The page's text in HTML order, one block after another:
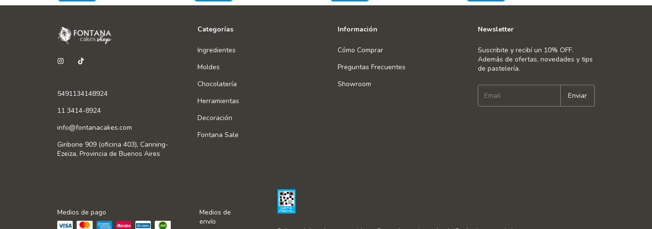
5491134148924
11 3414-8924
info@fontanacakes.com
Giribone 909 (oficina 403), Canning-
Ezeiza, Provincia de Buenos Aires
Categorías
Ingredientes
Moldes
Chocolatería
Herramientas
Decoración
Fontana Sale
Información
Cómo Comprar
Preguntas Frecuentes
Showroom
Newsletter
Suscribite y recibí un 10% OFF.
Además de ofertas, novedades y tips
de pastelería.
Medios de pago
Medios de
envío